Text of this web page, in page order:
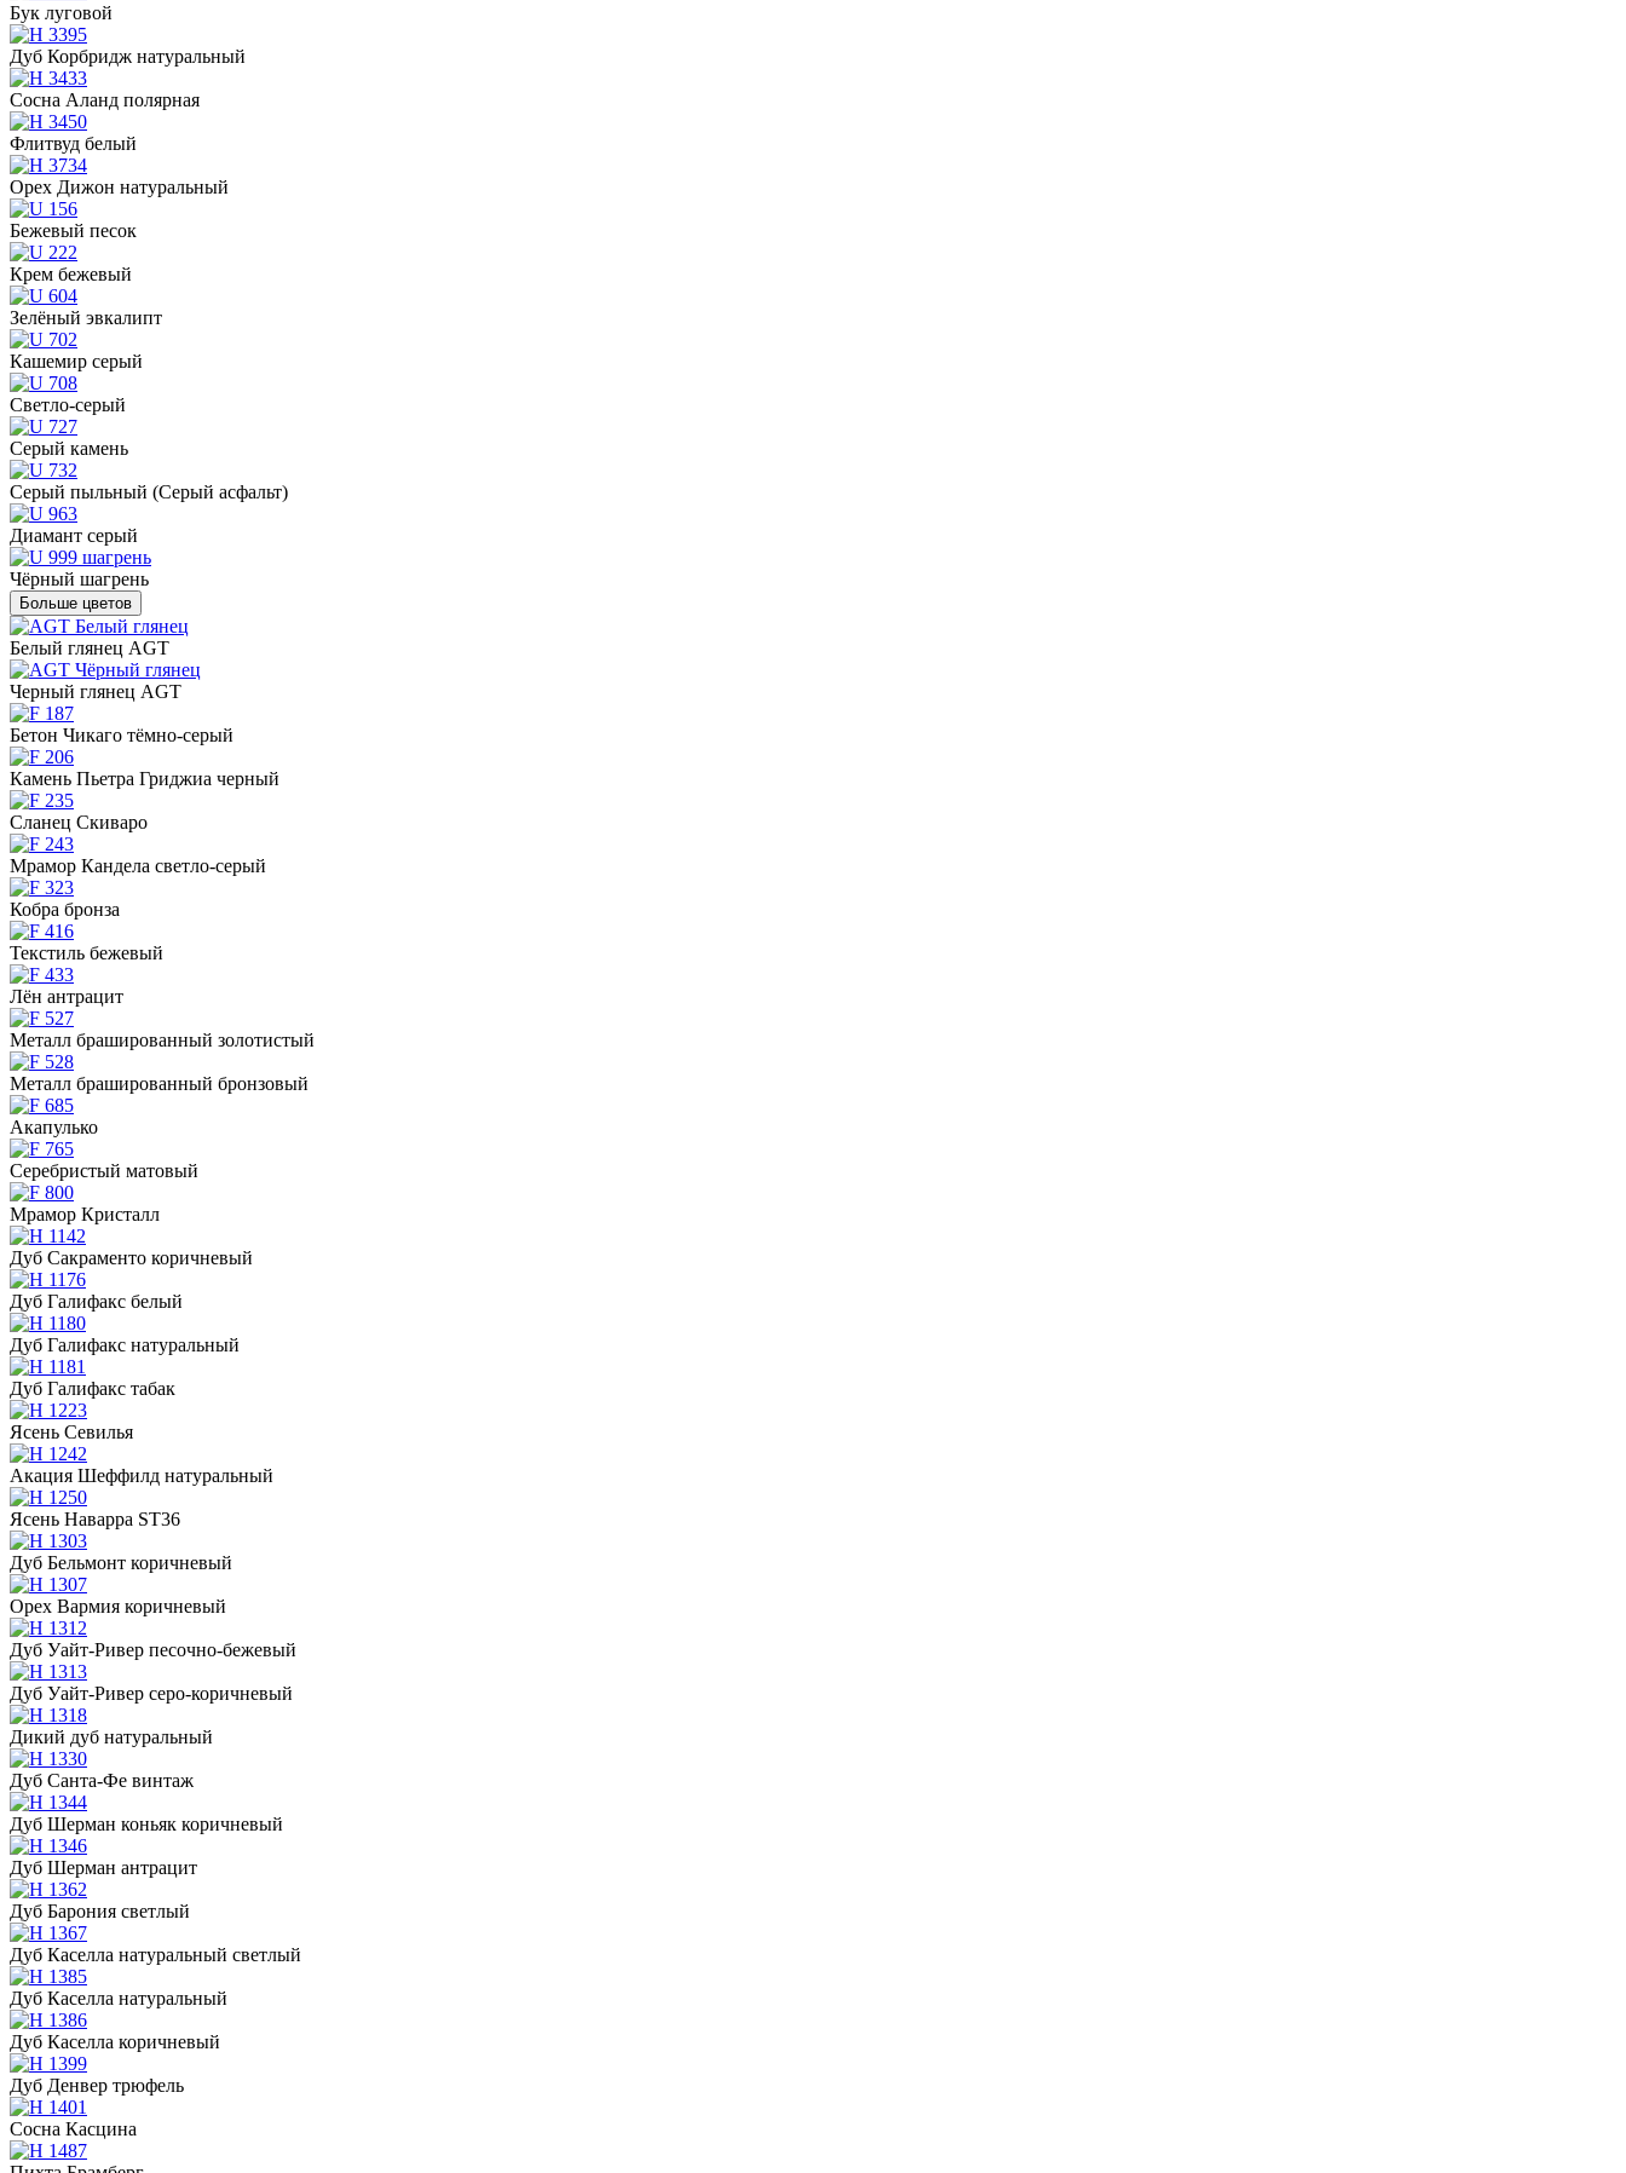
Бук луговой
Дуб Корбридж натуральный
Сосна Аланд полярная
Флитвуд белый
Орех Дижон натуральный
Бежевый песок
Крем бежевый
Зелёный эвкалипт
Кашемир серый
Светло-серый
Серый камень
Серый пыльный (Серый асфальт)
Диамант серый
Чёрный шагрень
Больше цветов
Белый глянец AGT
Черный глянец AGT
Бетон Чикаго тёмно-серый
Камень Пьетра Гриджиа черный
Сланец Скиваро
Мрамор Кандела светло-серый
Кобра бронза
Текстиль бежевый
Лён антрацит
Металл брашированный золотистый
Металл брашированный бронзовый
Акапулько
Серебристый матовый
Мрамор Кристалл
Дуб Сакраменто коричневый
Дуб Галифакс белый
Дуб Галифакс натуральный
Дуб Галифакс табак
Ясень Севилья
Акация Шеффилд натуральный
Ясень Наварра ST36
Дуб Бельмонт коричневый
Орех Вармия коричневый
Дуб Уайт-Ривер песочно-бежевый
Дуб Уайт-Ривер серо-коричневый
Дикий дуб натуральный
Дуб Санта-Фе винтаж
Дуб Шерман коньяк коричневый
Дуб Шерман антрацит
Дуб Барония светлый
Дуб Каселла натуральный светлый
Дуб Каселла натуральный
Дуб Каселла коричневый
Дуб Денвер трюфель
Сосна Касцина